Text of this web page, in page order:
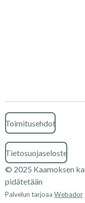
Toimitusehdot
Tietosuojaseloste
© 2025 Kaamoksen
pidätetään
Palvelun tarjoaa Webador